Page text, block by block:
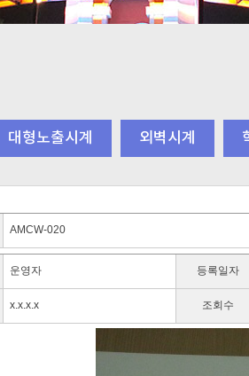
대형노출시계 외벽시계
AMCW-020
운영자 등록일자
x.x.x.x 조회수